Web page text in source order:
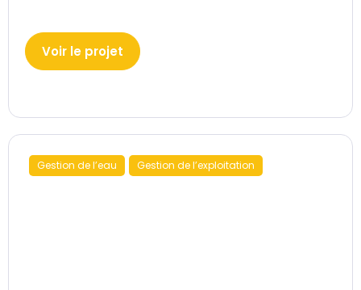
Voir le projet
Gestion de l’eau Gestion de l’exploitation